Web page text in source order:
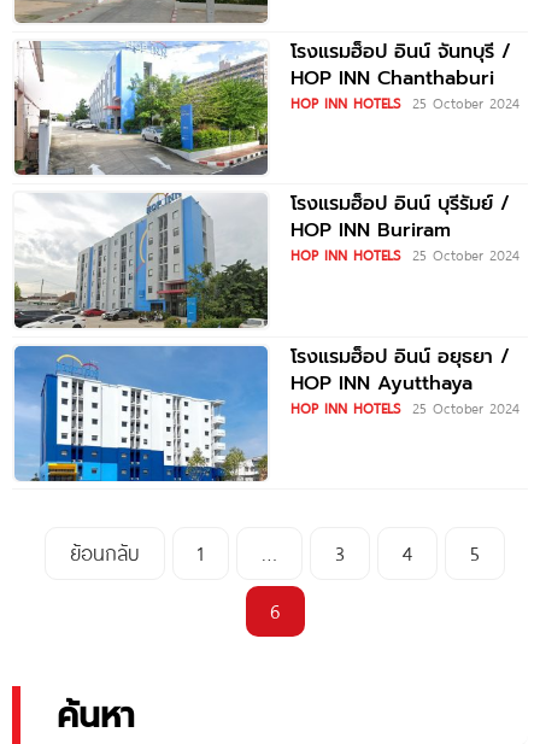
โรงแรมฮ็อป อินน์ จันทบุรี /
HOP INN Chanthaburi
HOP INN HOTELS 25 October 2024
โรงแรมฮ็อป อินน์ บุรีรัมย์ /
HOP INN Buriram
HOP INN HOTELS 25 October 2024
โรงแรมฮ็อป อินน์ อยุธยา /
HOP INN Ayutthaya
HOP INN HOTELS 25 October 2024
ย้อนกลับ 1 … 3 4
5
6
ค้นหา